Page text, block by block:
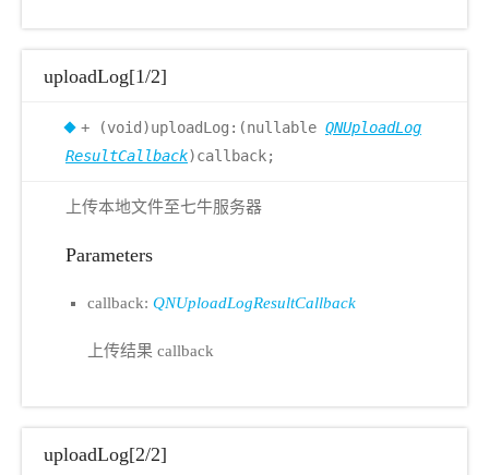
uploadLog[1/2]
+ (void)uploadLog:(nullable QNUploadLog
ResultCallback)callback;
上传本地文件至七牛服务器
Parameters
callback: QNUploadLogResultCallback
上传结果 callback
uploadLog[2/2]